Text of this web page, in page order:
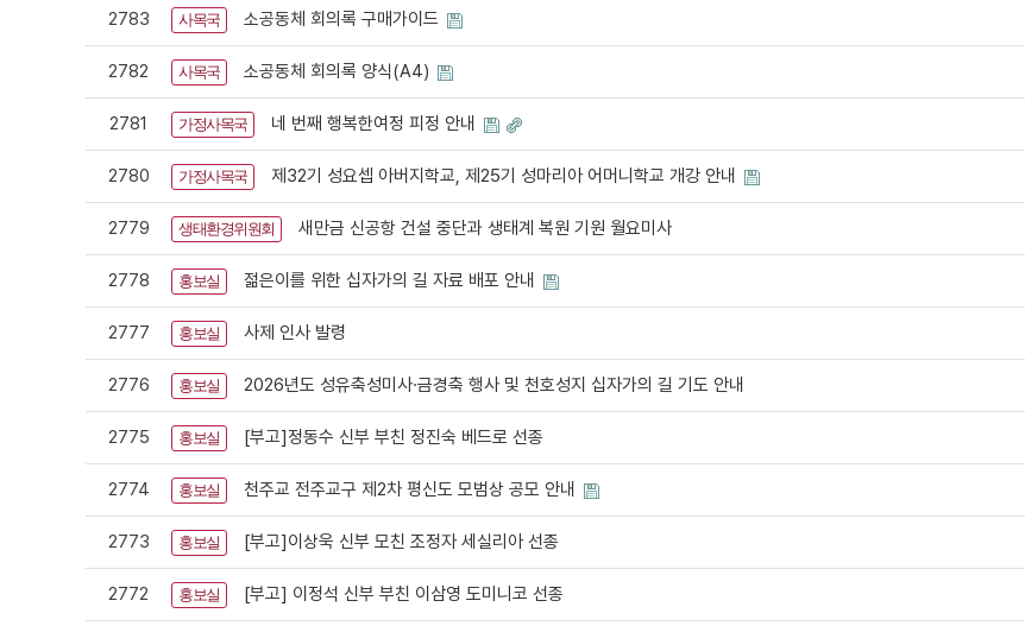
2783 사목국 소공동체 회의록 구매가이드
2782 사목국 소공동체 회의록 양식(A4)
2781 가정사목국 네 번째 행복한여정 피정 안내
2780 가정사목국 제32기 성요셉 아버지학교, 제25기 성마리아 어머니학교 개강 안내
2779 생태환경위원회 새만금 신공항 건설 중단과 생태계 복원 기원 월요미사
2778 홍보실 젊은이를 위한 십자가의 길 자료 배포 안내
2777 홍보실 사제 인사 발령
2776 홍보실 2026년도 성유축성미사·금경축 행사 및 천호성지 십자가의 길 기도 안내
2775 홍보실 [부고]정동수 신부 부친 정진숙 베드로 선종
2774 홍보실 천주교 전주교구 제2차 평신도 모범상 공모 안내
2773 홍보실 [부고]이상욱 신부 모친 조정자 세실리아 선종
2772 홍보실 [부고] 이정석 신부 부친 이삼영 도미니코 선종